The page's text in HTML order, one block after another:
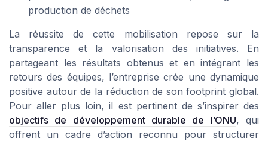
production de déchets
La réussite de cette mobilisation repose sur la
transparence et la valorisation des initiatives. En
partageant les résultats obtenus et en intégrant les
retours des équipes, l’entreprise crée une dynamique
positive autour de la réduction de son footprint global.
Pour aller plus loin, il est pertinent de s’inspirer des
objectifs de développement durable de l’ONU, qui
offrent un cadre d’action reconnu pour structurer